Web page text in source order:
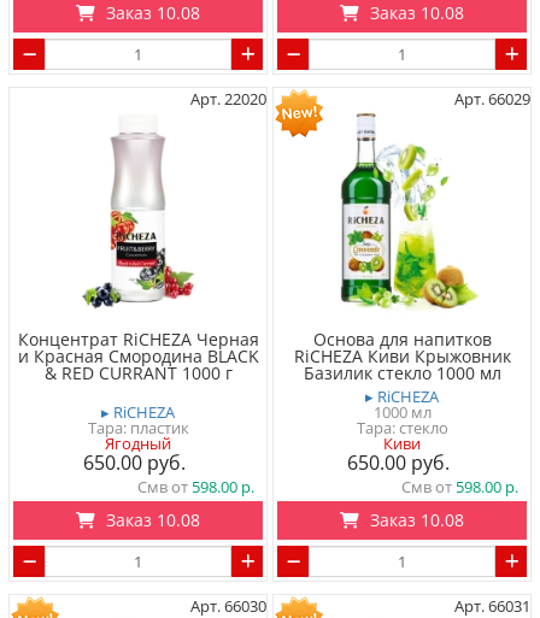
Заказ 10.08 Заказ 10.08
Арт. 22020
Концентрат RiCHEZA Черная
и Красная Смородина BLACK
& RED CURRANT 1000 г
▸ RiCHEZA
Тара: пластик
Ягодный
650.00
Смв от 598.00
Заказ 10.08
Арт. 66029
Основа для напитков
RiCHEZA Киви Крыжовник
Базилик стекло 1000 мл
▸ RiCHEZA
1000 мл
Тара: стекло
Киви
650.00
Смв от 598.00
Заказ 10.08
Арт. 66030 Арт. 66031